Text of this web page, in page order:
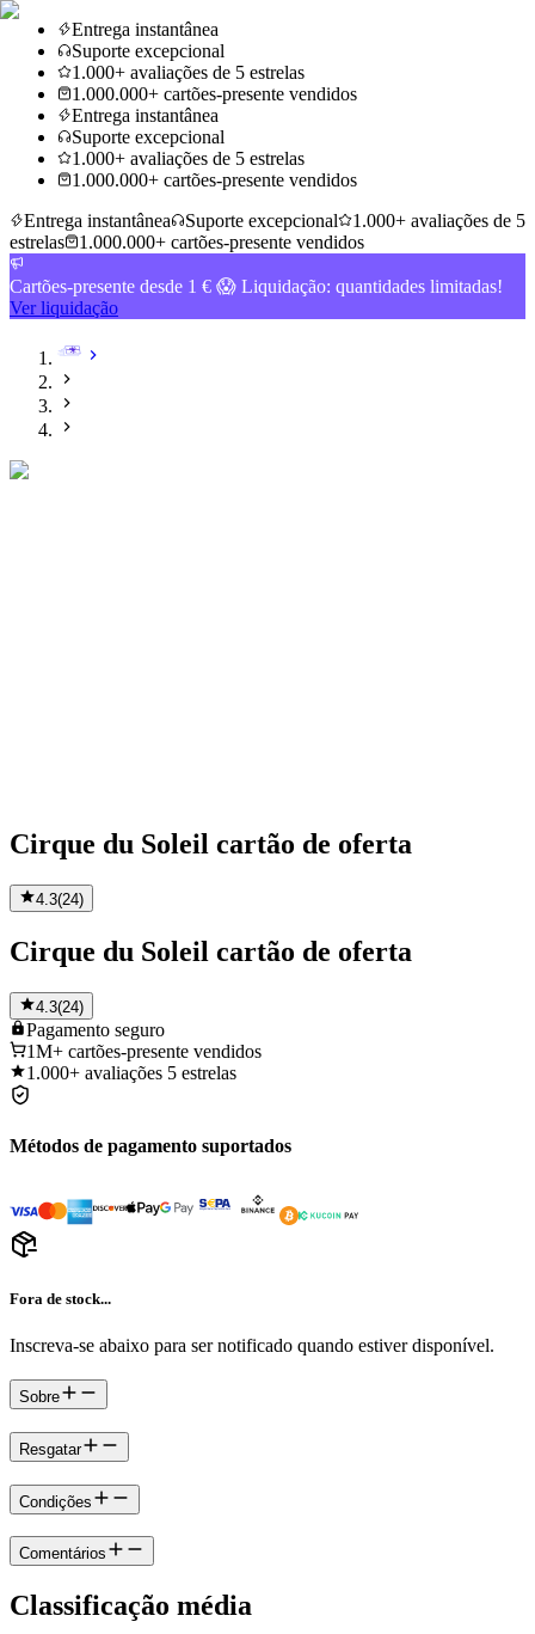
Entrega instantânea
Suporte excepcional
1.000+ avaliações de 5 estrelas
1.000.000+ cartões-presente vendidos
Entrega instantânea
Suporte excepcional
1.000+ avaliações de 5 estrelas
1.000.000+ cartões-presente vendidos
Entrega instantânea
Suporte excepcional
1.000+ avaliações de 5
estrelas
1.000.000+ cartões-presente vendidos
Cartões-presente desde 1 € 😱 Liquidação: quantidades limitadas!
Ver liquidação
Cirque du Soleil cartão de oferta
4.3(24)
Cirque du Soleil cartão de oferta
4.3(24)
Pagamento seguro
1M+ cartões-presente vendidos
1.000+ avaliações 5 estrelas
Métodos de pagamento suportados
Fora de stock...
Inscreva-se abaixo para ser notificado quando estiver disponível.
Sobre
Resgatar
Condições
Comentários
Classificação média